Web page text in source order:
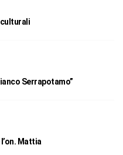
culturali
Serrapotamo”
Mattia